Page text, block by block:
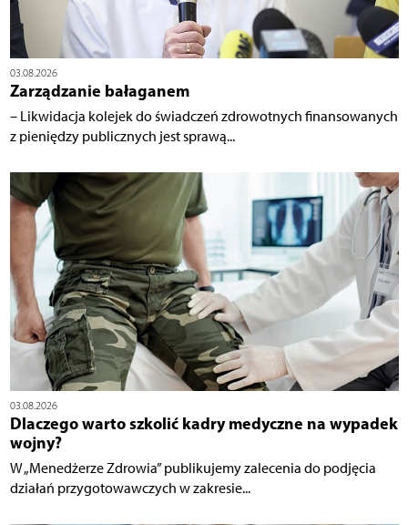
03.08.2026
Zarządzanie bałaganem
– Likwidacja kolejek do świadczeń zdrowotnych finansowanych
z pieniędzy publicznych jest sprawą...
03.08.2026
Dlaczego warto szkolić kadry medyczne na wypadek
wojny?
W „Menedżerze Zdrowia” publikujemy zalecenia do podjęcia
działań przygotowawczych w zakresie...